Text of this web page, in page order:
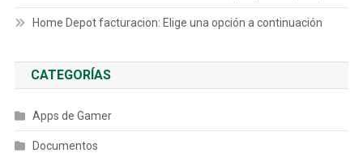
Home Depot facturacion: Elige una opción a continuación
CATEGORÍAS
Apps de Gamer
Documentos